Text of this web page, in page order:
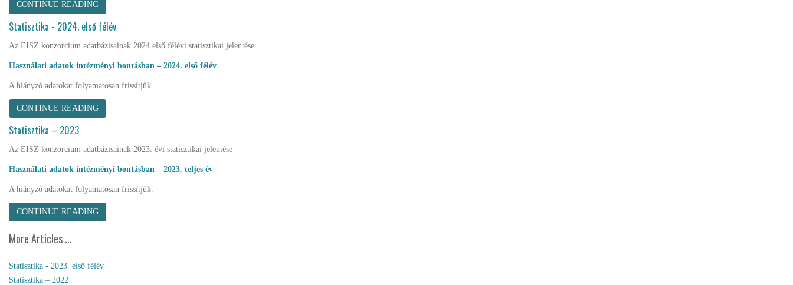
CONTINUE READING
Statisztika - 2024. első félév
Az EISZ konzorcium adatbázisainak 2024 első félévi statisztikai jelentése
Használati adatok intézményi bontásban – 2024. első félév
A hiányzó adatokat folyamatosan frissítjük.
CONTINUE READING
Statisztika – 2023
Az EISZ konzorcium adatbázisainak 2023. évi statisztikai jelentése
Használati adatok intézményi bontásban – 2023. teljes év
A hiányzó adatokat folyamatosan frissítjük.
CONTINUE READING
More Articles ...
Statisztika - 2023. első félév
Statisztika – 2022